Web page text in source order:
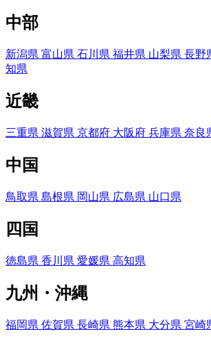
中部
新潟県 富山県 石川県 福井県 山梨県 長野
知県
近畿
三重県 滋賀県 京都府 大阪府 兵庫県 奈良
中国
鳥取県 島根県 岡山県 広島県 山口県
四国
徳島県 香川県 愛媛県 高知県
九州・沖縄
福岡県 佐賀県 長崎県 熊本県 大分県 宮崎